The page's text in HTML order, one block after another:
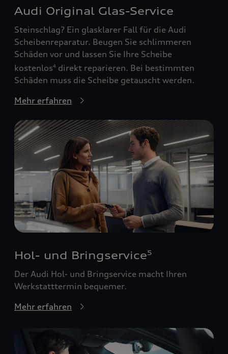
Audi Original Glas-Service
Steinschlag? Ein glasklarer Fall für die Audi
Scheibenreparatur. Beugen Sie schlimmeren
Schäden vor und lassen Sie Ihre Scheibe
kostenlos4 direkt reparieren. Bei bestimmten
Schäden muss die Scheibe getauscht werden.
Mehr erfahren
Hol- und Bringservice5
Der Audi Hol- und Bringservice macht Ihren
Werkstatttermin bequemer.
Mehr erfahren